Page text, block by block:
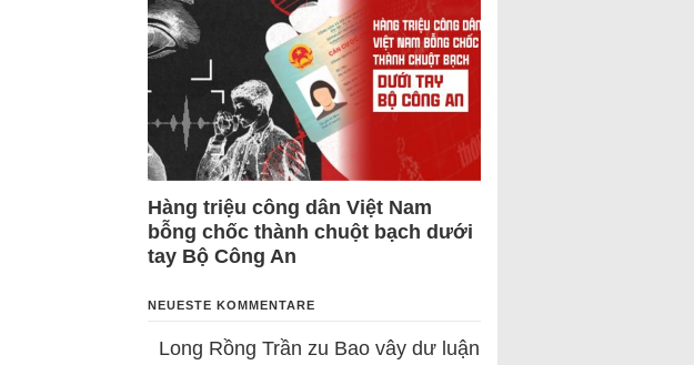
Hàng triệu công dân Việt Nam
bỗng chốc thành chuột bạch dưới
tay Bộ Công An
NEUESTE KOMMENTARE
Long Rồng Trần zu Bao vây dư luận